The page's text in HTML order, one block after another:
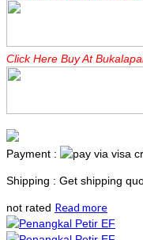
Click Here Buy At
Payment :
Shipping : Get shipping
not rated Read more